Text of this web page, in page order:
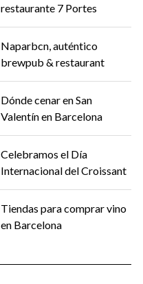
restaurante 7 Portes
Naparbcn, auténtico
brewpub & restaurant
Dónde cenar en San
Valentín en Barcelona
Celebramos el Día
Internacional del Croissant
Tiendas para comprar vino
en Barcelona